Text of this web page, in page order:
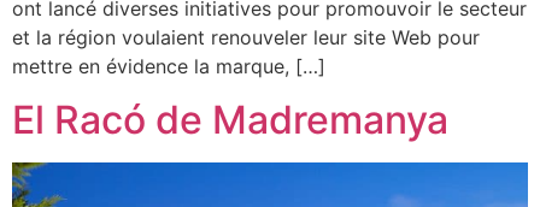
ont lancé diverses initiatives pour promouvoir le secteur
et la région voulaient renouveler leur site Web pour
mettre en évidence la marque, […]
El Racó de Madremanya